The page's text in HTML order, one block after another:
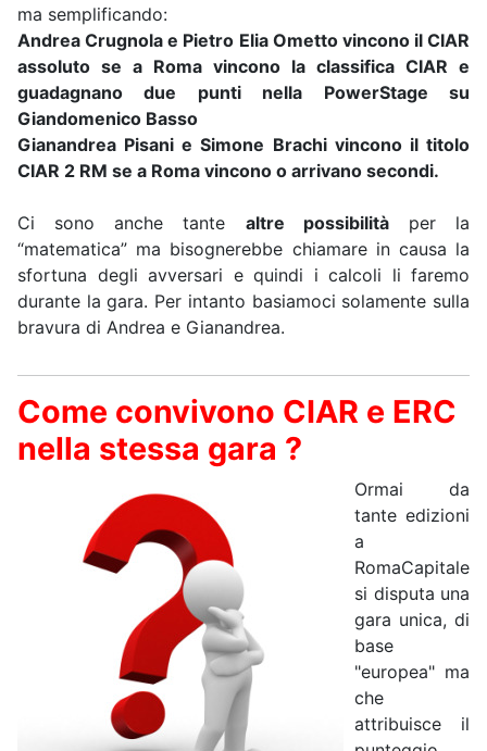
ma semplificando:
Andrea Crugnola e Pietro Elia Ometto vincono il CIAR
assoluto se a Roma vincono la classifica CIAR e
guadagnano due punti nella PowerStage su
Giandomenico Basso
Gianandrea Pisani e Simone Brachi vincono il titolo
CIAR 2 RM se a Roma vincono o arrivano secondi.
Ci sono anche tante altre possibilitàper la
“matematica” ma bisognerebbe chiamare in causa la
sfortuna degli avversari e quindi i calcoli li faremo
durante la gara. Per intanto basiamoci solamente sulla
bravura di Andrea e Gianandrea.
Come convivono CIAR e ERC
nella stessa gara ?
Ormai da
tante edizioni
a
RomaCapitale
si disputa una
gara unica, di
base
"europea" ma
che
attribuisce il